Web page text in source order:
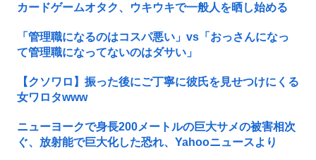
カードゲームオタク、ウキウキで一般人を晒し始める
「管理職になるのはコスパ悪い」vs「おっさんになっ
て管理職になってないのはダサい」
【クソワロ】振った後にご丁寧に彼氏を見せつけにくる
女ワロタwww
ニューヨークで身長200メートルの巨大サメの被害相次
ぐ、放射能で巨大化した恐れ、Yahooニュースより